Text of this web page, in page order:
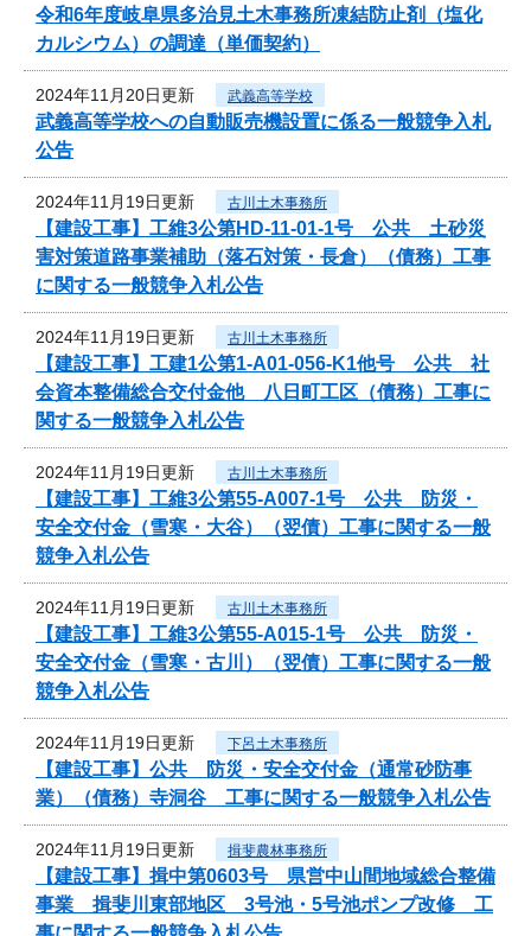
令和6年度岐阜県多治見土木事務所凍結防止剤（塩化
カルシウム）の調達（単価契約）
2024年11月20日更新 武義高等学校
武義高等学校への自動販売機設置に係る一般競争入札
公告
2024年11月19日更新 古川土木事務所
【建設工事】工維3公第HD-11-01-1号 公共 土砂災
害対策道路事業補助（落石対策・長倉）（債務）工事
に関する一般競争入札公告
2024年11月19日更新 古川土木事務所
【建設工事】工建1公第1-A01-056-K1他号 公共 社
会資本整備総合交付金他 八日町工区（債務）工事に
関する一般競争入札公告
2024年11月19日更新 古川土木事務所
【建設工事】工維3公第55-A007-1号 公共 防災・
安全交付金（雪寒・大谷）（翌債）工事に関する一般
競争入札公告
2024年11月19日更新 古川土木事務所
【建設工事】工維3公第55-A015-1号 公共 防災・
安全交付金（雪寒・古川）（翌債）工事に関する一般
競争入札公告
2024年11月19日更新 下呂土木事務所
【建設工事】公共 防災・安全交付金（通常砂防事
業）（債務）寺洞谷 工事に関する一般競争入札公告
2024年11月19日更新 揖斐農林事務所
【建設工事】揖中第0603号 県営中山間地域総合整備
事業 揖斐川東部地区 3号池・5号池ポンプ改修 工